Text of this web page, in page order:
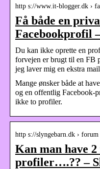
http s://www.it-blogger.dk ›
Få både en
Facebookprofil
Du kan ikke oprette en
forvejen er brugt til en FB
jeg laver mig en ekstra
Mange ønsker både at
og en offentlig Facebook-
ikke to profiler.
http s://slyngebarn.dk › forum
Kan man have 2
profiler….?? –